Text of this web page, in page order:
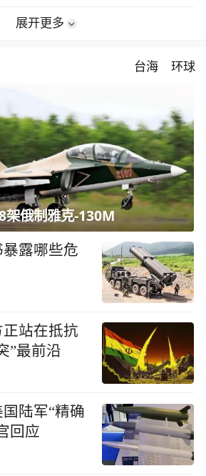
展开更多
台海 环球
架俄制雅克-130M
暴露哪些危
站在抵抗
”最前沿
陆军“精确
回应